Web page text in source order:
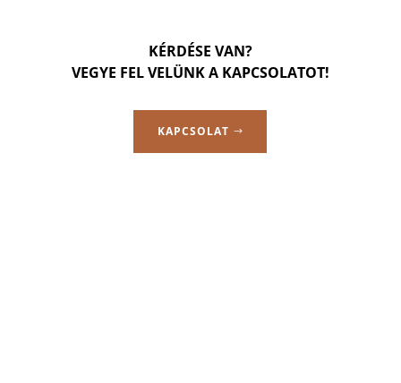
KÉRDÉSE VAN?
VEGYE FEL VELÜNK A KAPCSOLATOT!
KAPCSOLAT